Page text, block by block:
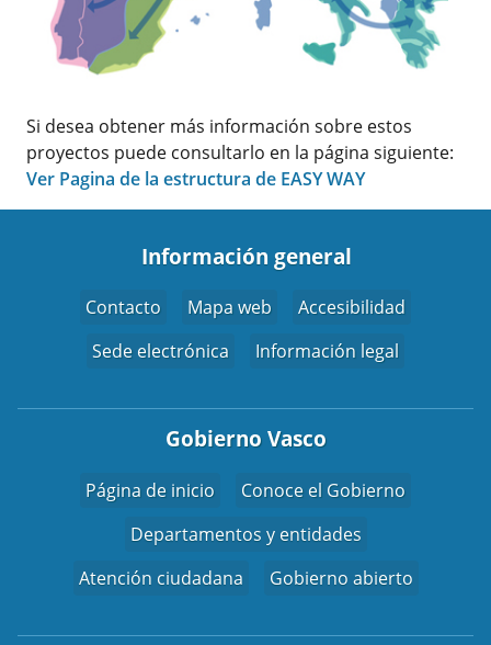
Si desea obtener más información sobre estos
proyectos puede consultarlo en la página siguiente:
Ver Pagina de la estructura de EASY WAY
Información general
Contacto Mapa web
Accesibilidad
Sede electrónica
Información legal
Gobierno Vasco
Página de inicio
Conoce el Gobierno
Departamentos y entidades
Atención ciudadana
Gobierno abierto